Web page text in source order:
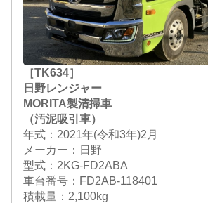
［TK634］
日野レンジャー
MORITA製清掃車
（汚泥吸引車）
年式：2021年(令和3年)2月
メーカー：日野
型式：2KG-FD2ABA
車台番号：FD2AB-118401
積載量：2,100kg